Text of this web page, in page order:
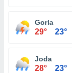
Gorla
29° 23°
Joda
28° 23°